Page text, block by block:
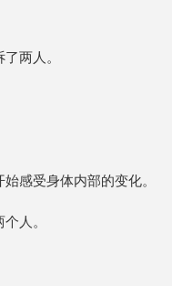
两人。
感受身体内部的变化。
人。